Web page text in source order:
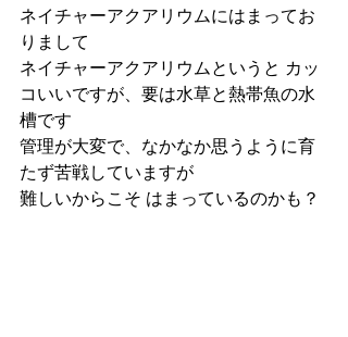
ネイチャーアクアリウムにはまってお
りまして
ネイチャーアクアリウムというと カッ
コいいですが、要は水草と熱帯魚の水
槽です
管理が大変で、なかなか思うように育
たず苦戦していますが
難しいからこそ はまっているのかも？